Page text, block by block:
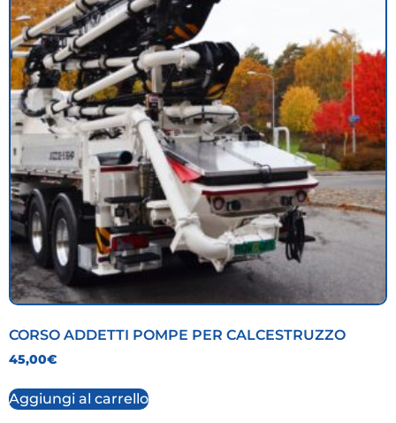
CORSO ADDETTI POMPE PER CALCESTRUZZO
45,00€
Aggiungi al carrello